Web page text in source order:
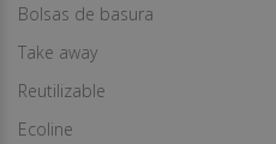
Bolsas de basura
Take away
Reutilizable
Ecoline